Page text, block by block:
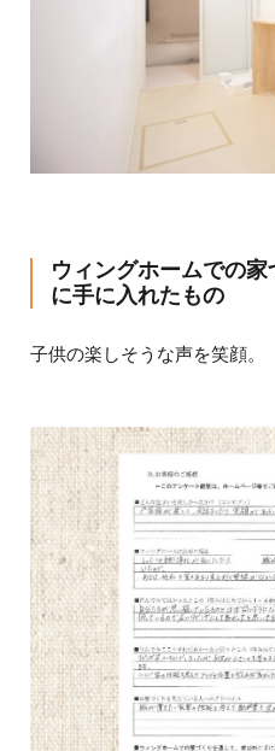
ウィングホームでの
に手に入れたもの
子供の楽しそうな声を笑顔。